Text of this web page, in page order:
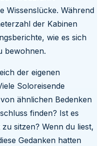
Wissenslücke. Während
der Kabinen
wie es sich
bewohnen.
der eigenen
Soloreisende
ähnlichen Bedenken
finden? Ist es
sitzen? Wenn du liest,
Gedanken hatten